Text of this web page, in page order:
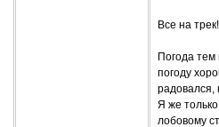
Все на трек!
Погода
погоду
радовался,
Я же
лобовому